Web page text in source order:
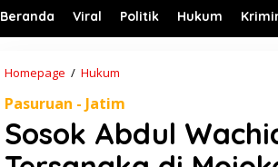
Beranda Viral Politik Hukum
Homepage / Hukum
s
k
A
Pasuruan - Jatim
Sosok Abdul